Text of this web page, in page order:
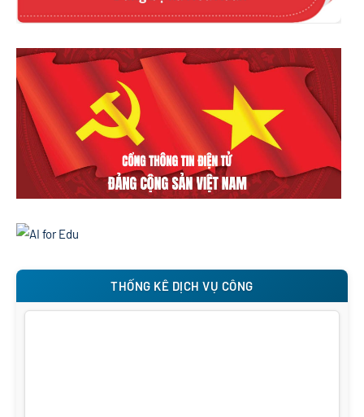
THỐNG KÊ DỊCH VỤ CÔNG